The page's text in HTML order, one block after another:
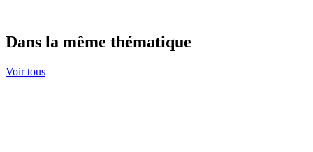
Dans la même thématique
Voir tous